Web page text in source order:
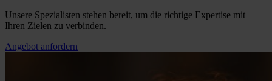
Unsere Spezialisten stehen bereit, um die richtige Expertise mit
Ihren Zielen zu verbinden.
Angebot anfordern